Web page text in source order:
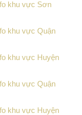
khu vực Sơn
khu vực Quận
khu vực Huyện
khu vực Quận
khu vực Huyện